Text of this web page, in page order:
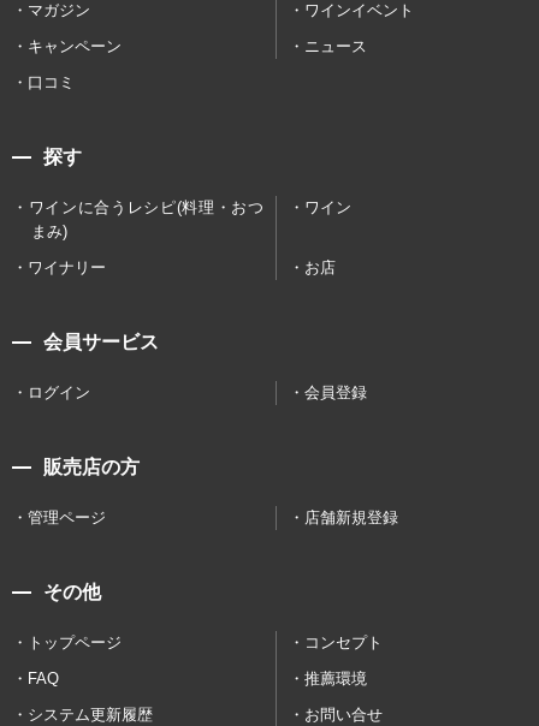
マガジン
ワインイベント
キャンペーン
ニュース
口コミ
探す
ワインに合うレシピ(料理・おつ
まみ)
ワイン
ワイナリー お店
会員サービス
ログイン 会員登録
販売店の方
管理ページ 店舗新規登録
その他
トップページ
コンセプト
FAQ
推薦環境
システム更新履歴
お問い合せ